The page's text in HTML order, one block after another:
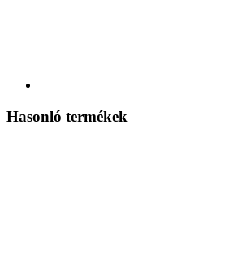
Hasonló termékek